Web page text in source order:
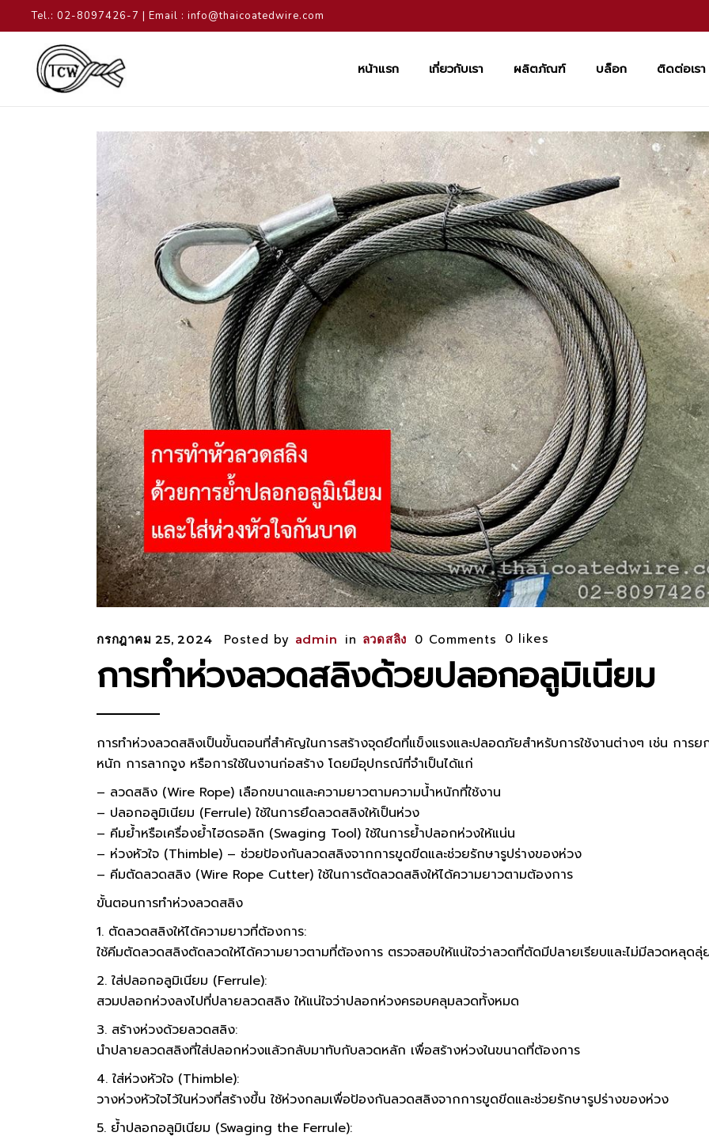
Tel.: 02-8097426-7 | Email : info@thaicoatedwire.com
หน้าแรก เกี่ยวกับเรา ผลิตภัณฑ์ บล็อก ติดต่อเรา
กรกฎาคม 25, 2024 Posted by admin in ลวดสลิง 0 Comments 0 likes
การทำห่วงลวดสลิงด้วยปลอกอลูมิเนียม
การทำห่วงลวดสลิงเป็นขั้นตอนที่สำคัญในการสร้างจุดยึดที่แข็งแรงและปลอดภัยสำหรับการใช้งานต่างๆ เช่น การย
หนัก การลากจูง หรือการใช้ในงานก่อสร้าง โดยมีอุปกรณ์ที่จำเป็นได้แก่
– ลวดสลิง (Wire Rope) เลือกขนาดและความยาวตามความน้ำหนักที่ใช้งาน
– ปลอกอลูมิเนียม (Ferrule) ใช้ในการยึดลวดสลิงให้เป็นห่วง
– คีมย้ำหรือเครื่องย้ำไฮดรอลิก (Swaging Tool) ใช้ในการย้ำปลอกห่วงให้แน่น
– ห่วงหัวใจ (Thimble) – ช่วยป้องกันลวดสลิงจากการขูดขีดและช่วยรักษารูปร่างของห่วง
– คีมตัดลวดสลิง (Wire Rope Cutter) ใช้ในการตัดลวดสลิงให้ได้ความยาวตามต้องการ
ขั้นตอนการทำห่วงลวดสลิง
1. ตัดลวดสลิงให้ได้ความยาวที่ต้องการ:
ใช้คีมตัดลวดสลิงตัดลวดให้ได้ความยาวตามที่ต้องการ ตรวจสอบให้แน่ใจว่าลวดที่ตัดมีปลายเรียบและไม่มีลวดหลุดลุ่
2. ใส่ปลอกอลูมิเนียม (Ferrule):
สวมปลอกห่วงลงไปที่ปลายลวดสลิง ให้แน่ใจว่าปลอกห่วงครอบคลุมลวดทั้งหมด
3. สร้างห่วงด้วยลวดสลิง:
นำปลายลวดสลิงที่ใส่ปลอกห่วงแล้วกลับมาทับกับลวดหลัก เพื่อสร้างห่วงในขนาดที่ต้องการ
4. ใส่ห่วงหัวใจ (Thimble):
วางห่วงหัวใจไว้ในห่วงที่สร้างขึ้น ใช้ห่วงกลมเพื่อป้องกันลวดสลิงจากการขูดขีดและช่วยรักษารูปร่างของห่วง
5. ย้ำปลอกอลูมิเนียม (Swaging the Ferrule):